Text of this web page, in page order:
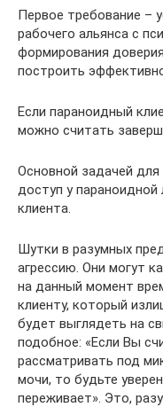
Первое требование –
рабочего альянса с
формирования
построить
Если параноидный
можно считать
Основной задачей для
доступ у параноидной
клиента.
Шутки в разумных
агрессию. Они могут
на данный момент
клиенту, который
будет выглядеть на
подобное: «Если Вы
рассматривать под
мочи, то будьте
переживает». Это,